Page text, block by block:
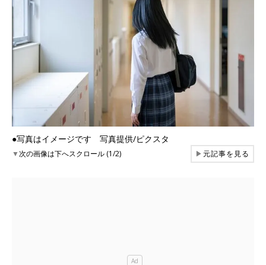
●写真はイメージです 写真提供/ピクスタ
▼次の画像は下へスクロール (1/2) ▶元記事を見る